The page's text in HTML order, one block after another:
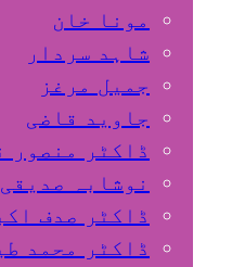
مونا خان
شاہد سردار
جمیل مرغز
جاوید قاضی
ڈاکٹر منصور
نوشابہ صدیقی
ڈاکٹر صدف
ڈاکٹر محمد